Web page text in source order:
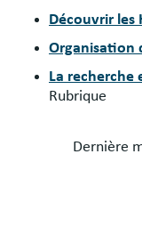
Découvrir les
Organisation
La recherche
Rubrique
Dernière